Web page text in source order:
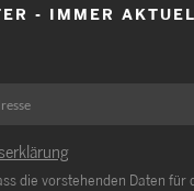
- IMMER
die vorstehenden Daten für